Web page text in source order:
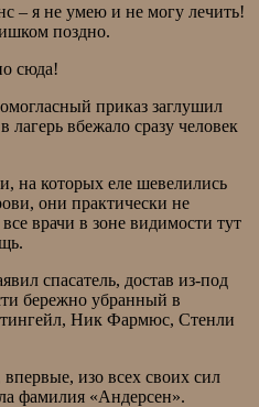
– я не умею и не могу лечить!
поздно.
сюда!
приказ заглушил
вбежало сразу человек
на которых еле шевелились
они практически не
врачи в зоне видимости тут
спасатель, достав из-под
бережно убранный в
Ник Фармюс, Стенли
изо всех своих сил
фамилия «Андерсен».